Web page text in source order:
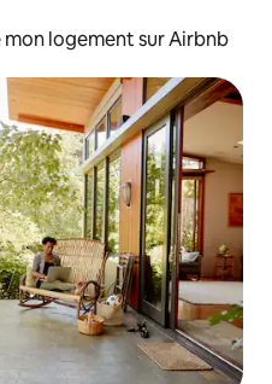
logement sur Airbnb